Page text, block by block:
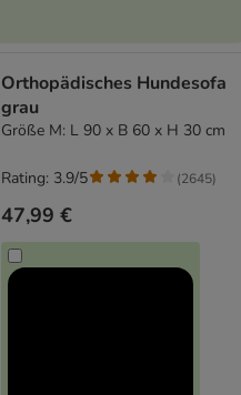
Orthopädisches Hundesofa
grau
Größe M: L 90 x B 60 x H 30 cm
47,99 €
Rating: 3.9/5 (2645)